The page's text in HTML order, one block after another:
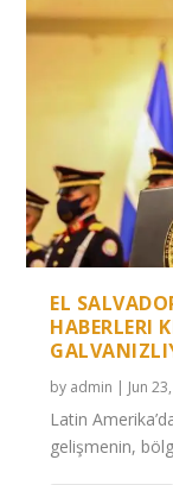
EL
HABERLERI
by admin | Jun
Latin
gelişmenin,